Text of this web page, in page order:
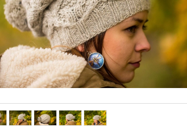
Bureta - Natural
Bureta -